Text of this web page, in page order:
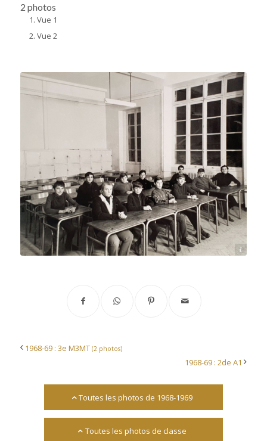
2 photos
Vue 1
Vue 2
Archives départementales 17
1968-69 : 3e M3MT (2 photos)
1968-69 : 2de A1
Toutes les photos de 1968-1969
Toutes les photos de classe